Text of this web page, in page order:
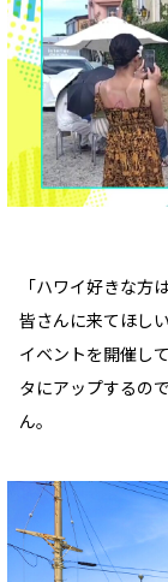
「ハワイ好きな方
皆さんに来てほし
イベントを開催し
タにアップするの
ん。